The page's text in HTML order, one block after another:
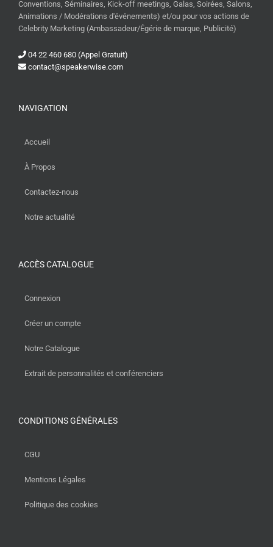
Conventions, Séminaires, Kick-off meetings, Galas, Soirées, Salons,
Animations / Modérations d'événements) et/ou pour vos actions de
Celebrity Marketing (Ambassadeur/Égérie de marque, Publicité)
04 22 460 680 (Appel Gratuit)
contact@speakerwise.com
NAVIGATION
Accueil
À Propos
Contactez-nous
Notre actualité
ACCÈS CATALOGUE
Connexion
Créer un compte
Notre Catalogue
Extrait de personnalités et conférenciers
CONDITIONS GÉNÉRALES
CGU
Mentions Légales
Politique des cookies